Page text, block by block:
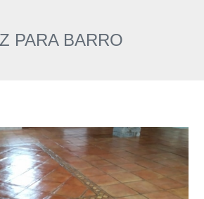
PARA BARRO